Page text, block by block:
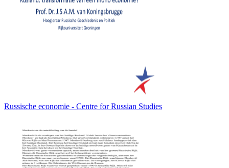
Russische economie - Centre for Russian Studies